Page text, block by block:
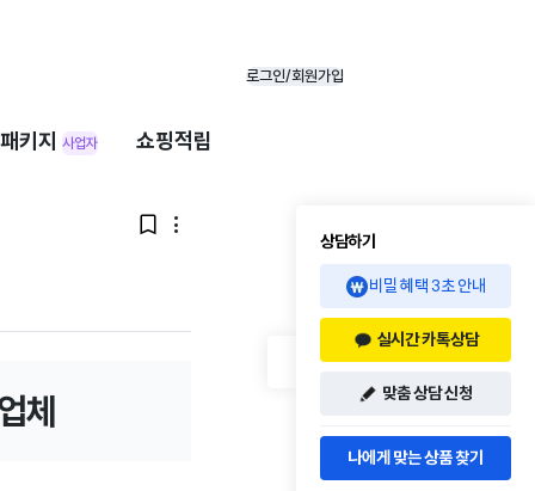
로그인/회원가입
키지 사업자 쇼핑적립
 
체
상담하기
비밀 혜택 3초 안내
실시간 카톡상담
맞춤 상담 신청
나에게 맞는 상품 찾기